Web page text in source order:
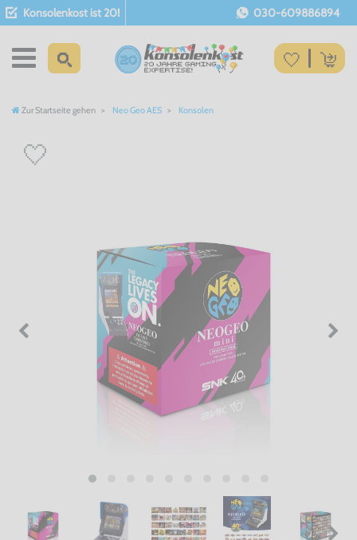
Konsolenkost ist 20! 030-609886894
Zur Startseite gehen Neo Geo AES Konsolen